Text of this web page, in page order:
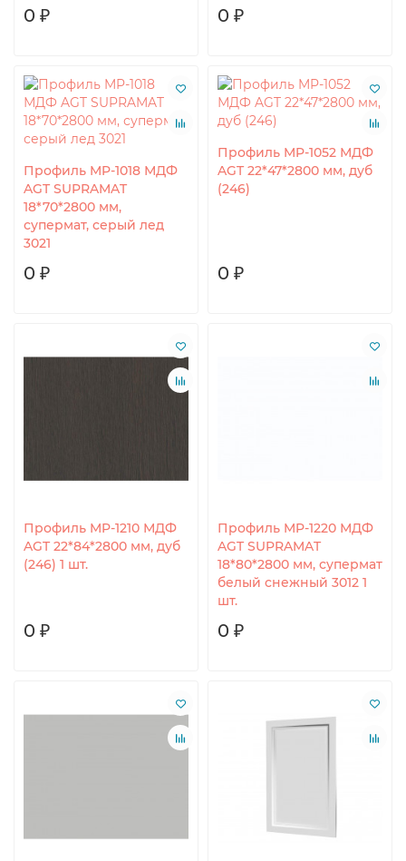
0 ₽ 0 ₽
Профиль MP-1018 МДФ
AGT SUPRAMAT
18*70*2800 мм,
супермат, серый лед
3021
0 ₽
Профиль MP-1052 МДФ
AGT 22*47*2800 мм, дуб
(246)
0 ₽
Профиль MP-1210 МДФ
AGT 22*84*2800 мм, дуб
(246) 1 шт.
0 ₽
Профиль MP-1220 МДФ
AGT SUPRAMAT
18*80*2800 мм, супермат
белый снежный 3012 1
шт.
0 ₽